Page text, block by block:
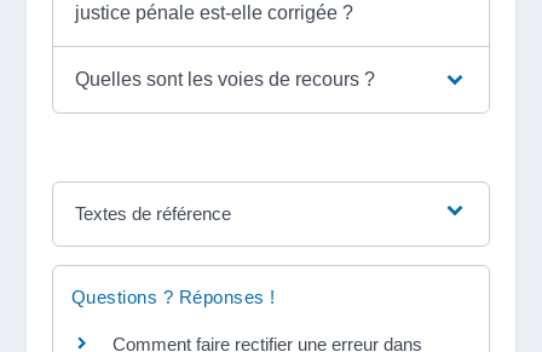
justice pénale est-elle corrigée ?
Quelles sont les voies de recours ?
Textes de référence
Questions ? Réponses !
Comment faire rectifier une erreur dans